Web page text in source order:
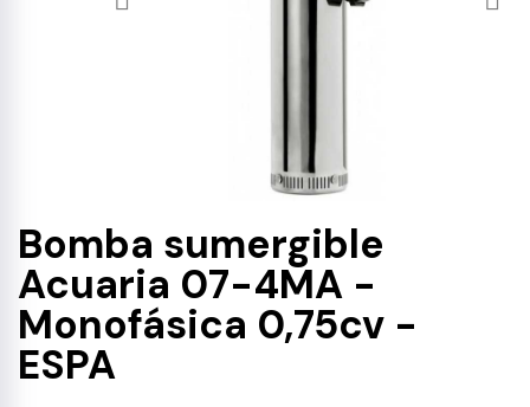
Bomba sumergible
Acuaria 07-4MA -
Monofásica 0,75cv -
ESPA